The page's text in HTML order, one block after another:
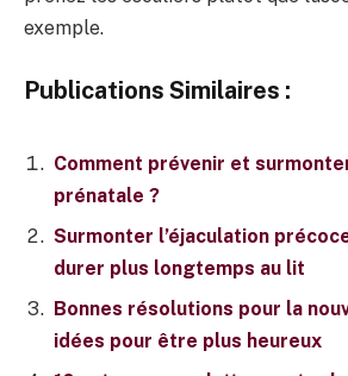
exemple.
Publications Similaires :
Comment prévenir et
prénatale ?
Surmonter l’éjaculation
durer plus longtemps au lit
Bonnes résolutions pour la
idées pour être plus heureux